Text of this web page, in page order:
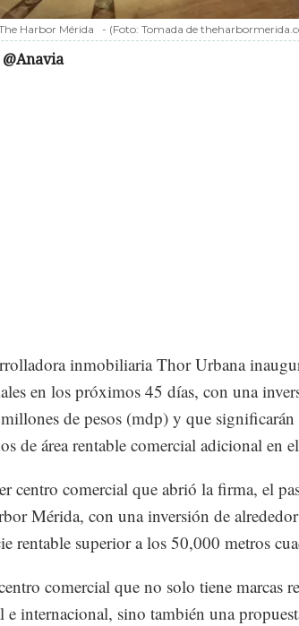
Harbor Mérida - (Foto: Tomada de
@Anavia
inmobiliaria Thor Urbana
en los próximos 45 días, con una
de pesos (mdp) y que
de área rentable comercial adicional en
centro comercial que abrió la firma, el
Mérida, con una inversión de
rentable superior a los 50,000 metros
comercial que no solo tiene marcas
e internacional, sino también una